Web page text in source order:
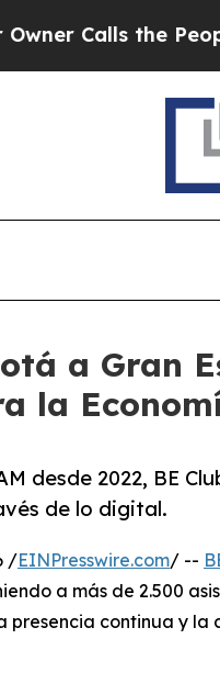
People Abruptly
a Gran
la
desde 2022, BE
de lo digital.
/EINPresswire.com/ --
a más de 2.500
presencia continua y